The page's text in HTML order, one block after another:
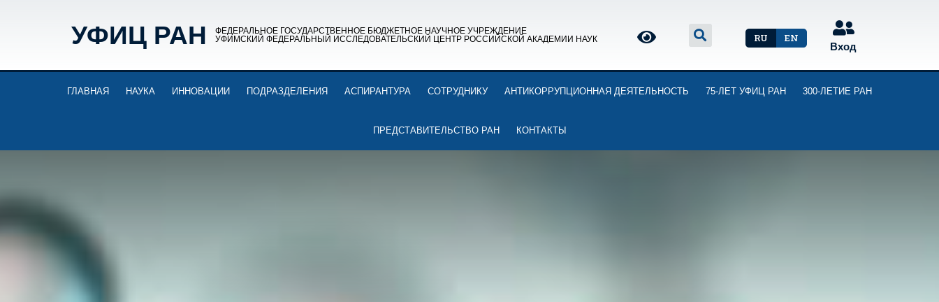
УФИЦ РАН
ФЕДЕРАЛЬНОЕ ГОСУДАРСТВЕННОЕ БЮДЖЕТНОЕ НАУЧНОЕ УЧРЕЖДЕНИЕ
УФИМСКИЙ ФЕДЕРАЛЬНЫЙ ИССЛЕДОВАТЕЛЬСКИЙ ЦЕНТР РОССИЙСКОЙ АКАДЕМИИ НАУК
RU EN
Вход
ГЛАВНАЯ НАУКА ИННОВАЦИИ ПОДРАЗДЕЛЕНИЯ АСПИРАНТУРА СОТРУДНИКУ АНТИКОРРУПЦИОННАЯ ДЕЯТЕЛЬНОСТЬ 75-ЛЕТ УФИЦ РАН 300-ЛЕТИЕ РАН
ПРЕДСТАВИТЕЛЬСТВО РАН КОНТАКТЫ